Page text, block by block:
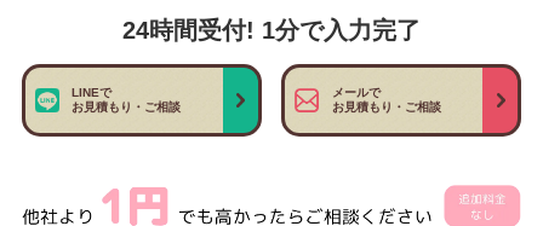
24時間受付! 1分で入力完了
LINEで
お見積もり・ご相談
メールで
お見積もり・ご相談